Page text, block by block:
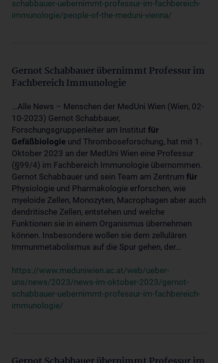
schabbauer-uebernimmt-professur-im-fachbereich-
immunologie/people-of-the-meduni-vienna/
Gernot Schabbauer übernimmt Professur im
Fachbereich Immunologie
...Alle News – Menschen der MedUni Wien (Wien, 02-
10-2023) Gernot Schabbauer,
Forschungsgruppenleiter am Institut für
Gefäßbiologie und Thromboseforschung, hat mit 1.
Oktober 2023 an der MedUni Wien eine Professur
(§99/4) im Fachbereich Immunologie übernommen.
Gernot Schabbauer und sein Team am Zentrum für
Physiologie und Pharmakologie erforschen, wie
myeloide Zellen, Monozyten, Macrophagen aber auch
dendritische Zellen, entstehen und welche
Funktionen sie in einem Organismus übernehmen
können. Insbesondere wollen sie dem zellulären
Immunmetabolismus auf die Spur gehen, der...
https://www.meduniwien.ac.at/web/ueber-
uns/news/2023/news-im-oktober-2023/gernot-
schabbauer-uebernimmt-professur-im-fachbereich-
immunologie/